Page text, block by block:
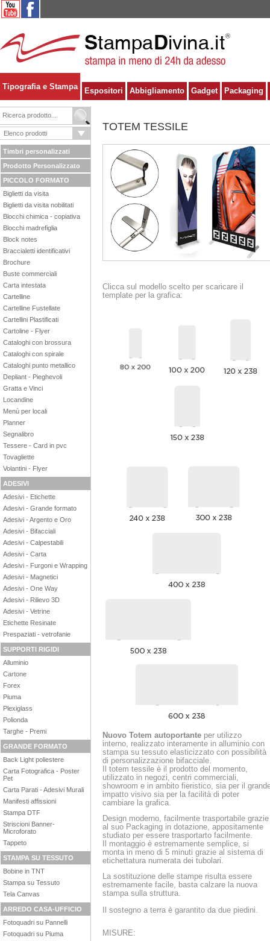
Tipografia e Stampa Espositori Abbigliamento Gadget Packaging
Timbri personalizzati
Prodotto Personalizzato
PICCOLO FORMATO
Biglietti da visita
Biglietti da visita nobilitati
Blocchi chimica - copiativa
Blocchi madrefiglia
Block notes
Braccialetti identificativi
Brochure
Buste commerciali
Carta intestata
Cartelline
Cartelline Fustellate
Cartellini Plastificati
Cartoline - Flyer
Cataloghi con brossura
Cataloghi con spirale
Cataloghi punto metallico
Depliant - Pieghevoli
Gratta e Vinci
Locandine
Menù per locali
Planner
Segnalibro
Tessere - Card in pvc
Tovagliette
Volantini - Flyer
ADESIVI
Adesivi - Etichette
Adesivi - Grande formato
Adesivi - Argento e Oro
Adesivi - Bifacciali
Adesivi - Calpestabili
Adesivi - Carta
Adesivi - Furgoni e Wrapping
Adesivi - Magnetici
Adesivi - One Way
Adesivi - Rilievo 3D
Adesivi - Vetrine
Etichette Resinate
Prespaziati - vetrofanie
SUPPORTI RIGIDI
Alluminio
Cartone
Forex
Piuma
Plexiglass
Polionda
Targhe - Premi
GRANDE FORMATO
Back Light poliestere
Carta Fotografica - Poster
Pet
Carta Parati - Adesivi Murali
Manifesti affissioni
Stampa DTF
Striscioni Banner-
Microforato
Tappeto
STAMPA SU TESSUTO
Bobine in TNT
Stampa su Tessuto
Tela Canvas
ARREDO CASA-UFFICIO
Fotoquadri su Pannelli
Fotoquadri su Piuma
TOTEM TESSILE
Clicca sul modello scelto per scaricare il
template per la grafica:
Nuovo Totem autoportante per utilizzo
interno, realizzato interamente in alluminio con
stampa su tessuto elasticizzato con possibilità
di personalizzazione bifacciale.
Il totem tessile è il prodotto del momento,
utilizzato in negozi, centri commerciali,
showroom e in ambito fieristico, sia per il
impatto visivo sia per la facilità di poter
cambiare la grafica.
Design moderno, facilmente trasportabile grazie
al suo Packaging in dotazione, appositamente
studiato per essere trasportarto facilmente.
Il montaggio è estremamente semplice, si
monta in meno di 5 minuti grazie al sistema di
etichettatura numerata dei tubolari.
La sostituzione delle stampe risulta essere
estremamente facile, basta calzare la nuova
stampa sulla struttura.
Il sostegno a terra è garantito da due piedini.
MISURE: